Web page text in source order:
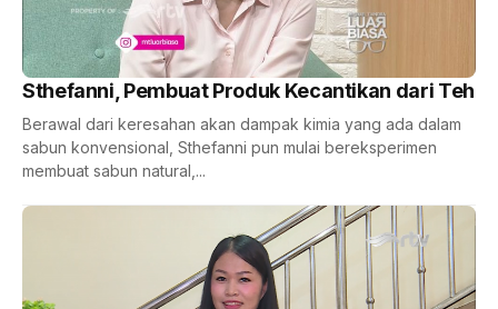
Sthefanni, Pembuat Produk Kecantikan dari Teh
Berawal dari keresahan akan dampak kimia yang ada dalam
sabun konvensional, Sthefanni pun mulai bereksperimen
membuat sabun natural,...